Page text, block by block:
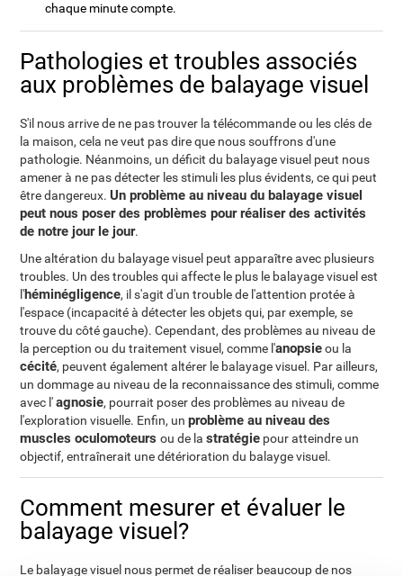
chaque minute compte.
Pathologies et troubles associés
aux problèmes de balayage visuel
S'il nous arrive de ne pas trouver la télécommande ou les clés de
la maison, cela ne veut pas dire que nous souffrons d'une
pathologie. Néanmoins, un déficit du balayage visuel peut nous
amener à ne pas détecter les stimuli les plus évidents, ce qui peut
être dangereux.Un problème au niveau du balayage visuel
peut nous poser des problèmes pour réaliser des activités
de notre jour le jour.
Une altération du balayage visuel peut apparaître avec plusieurs
troubles. Un des troubles qui affecte le plus le balayage visuel est
l'héminégligence, il s'agit d'un trouble de l'attention protée à
l'espace (incapacité à détecter les objets qui, par exemple, se
trouve du côté gauche). Cependant, des problèmes au niveau de
la perception ou du traitement visuel, comme l'anopsieou la
cécité, peuvent également altérer le balayage visuel. Par ailleurs,
un dommage au niveau de la reconnaissance des stimuli, comme
avec l'agnosie, pourrait poser des problèmes au niveau de
l'exploration visuelle. Enfin, unproblème au niveau des
muscles oculomoteursou de lastratégie pour atteindre un
objectif, entraînerait une détérioration du balayge visuel.
Comment mesurer et évaluer le
balayage visuel?
Le balayage visuel nous permet de réaliser beaucoup de nos